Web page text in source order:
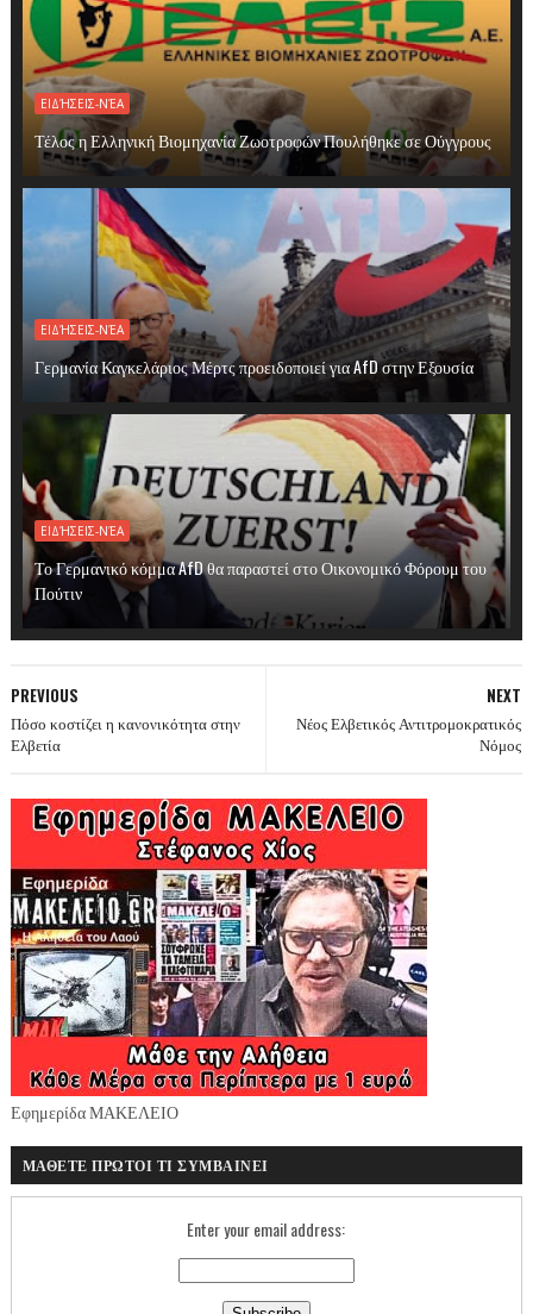
ΕΙΔΉΣΕΙΣ-ΝΈΑ
Τέλος η Ελληνική Βιομηχανία Ζωοτροφών Πουλήθηκε σε Ούγγρους
ΕΙΔΉΣΕΙΣ-ΝΈΑ
Γερμανία Καγκελάριος Μέρτς προειδοποιεί για AfD στην Εξουσία
ΕΙΔΉΣΕΙΣ-ΝΈΑ
Το Γερμανικό κόμμα AfD θα παραστεί στο Οικονομικό Φόρουμ του
Πούτιν
NEXT
Νέος Ελβετικός Αντιτρομοκρατικός
Νόμος
PREVIOUS
Πόσο κοστίζει η κανονικότητα στην
Ελβετία
Εφημερίδα ΜΑΚΕΛΕΙΟ
ΜΑΘΕΤΕ ΠΡΩΤΟΙ ΤΙ ΣΥΜΒΑΙΝΕΙ
Enter your email address: